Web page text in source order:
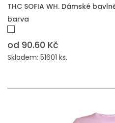
THC SOFIA WH. Dámské
barva
od 90.60 Kč
Skladem: 51601 ks.